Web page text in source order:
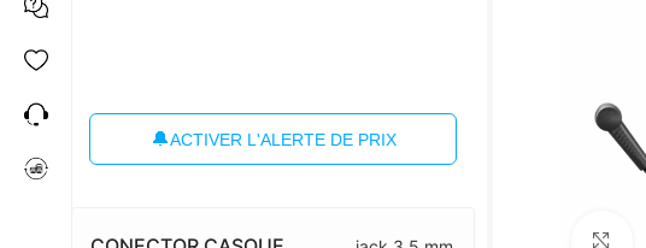
🔔ACTIVER L'ALERTE DE PRIX